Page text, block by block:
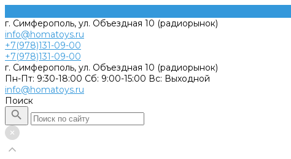
г. Симферополь, ул. Объездная 10 (радиорынок)
info@homatoys.ru
+7(978)131-09-00
+7(978)131-09-00
г. Симферополь, ул. Объездная 10 (радиорынок)
Пн-Пт: 9:30-18:00 Cб: 9:00-15:00 Вс: Выходной
info@homatoys.ru
Поиск